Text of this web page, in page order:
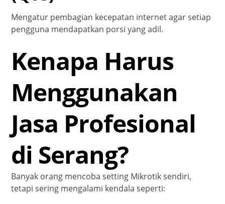
Mengatur pembagian kecepatan internet agar setiap
pengguna mendapatkan porsi yang adil.
Kenapa Harus
Menggunakan
Jasa Profesional
di Serang?
Banyak orang mencoba setting Mikrotik sendiri,
tetapi sering mengalami kendala seperti: